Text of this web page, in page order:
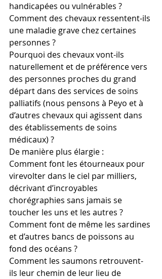
handicapées ou vulnérables ?
Comment des chevaux ressentent-ils
une maladie grave chez certaines
personnes ?
Pourquoi des chevaux vont-ils
naturellement et de préférence vers
des personnes proches du grand
départ dans des services de soins
palliatifs (nous pensons à Peyo et à
d’autres chevaux qui agissent dans
des établissements de soins
médicaux) ?
De manière plus élargie :
Comment font les étourneaux pour
virevolter dans le ciel par milliers,
décrivant d’incroyables
chorégraphies sans jamais se
toucher les uns et les autres ?
Comment font de même les sardines
et d’autres bancs de poissons au
fond des océans ?
Comment les saumons retrouvent-
ils leur chemin de leur lieu de